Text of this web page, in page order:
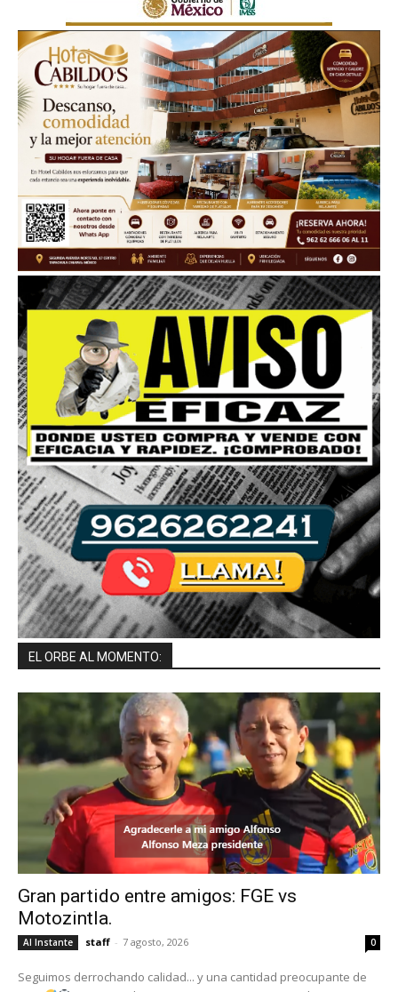
EL ORBE AL MOMENTO:
Gran partido entre amigos: FGE vs
Motozintla.
Al Instante staff - 7 agosto, 2026 0
Seguimos derrochando calidad... y una cantidad preocupante de